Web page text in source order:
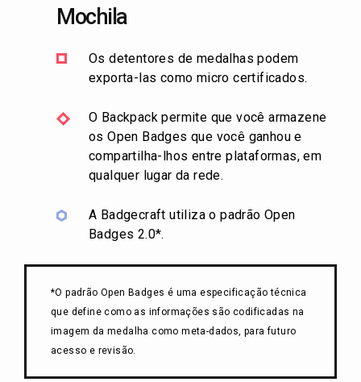
Mochila
Os detentores de medalhas podem
exporta-las como micro certificados.
O Backpack permite que você armazene
os Open Badges que você ganhou e
compartilha-lhos entre plataformas, em
qualquer lugar da rede.
A Badgecraft utiliza o padrão Open
Badges 2.0*.
*O padrão Open Badges é uma especificação técnica
que define como as informações são codificadas na
imagem da medalha como meta-dados, para futuro
acesso e revisão.